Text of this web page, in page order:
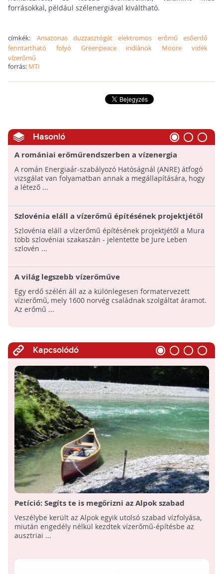
forrásokkal, például szélenergiával kiváltható.
címkék: Amazonas duzzasztógát elektromos erőmű
esőerdő
fenntartható
folyó Greenpeace indiánok Moore
vidék
vízerőmű
forrás: MTI
Hasonló
A romániai erőműrendszerben a vízenergia
hasznosítása a legnagyobb
A román Energiaár-szabályozó Hatóságnál (ANRE) átfogó
vizsgálat van folyamatban annak a megállapítására, hogy
a létező ...
Szlovénia eláll a vízerőmű építésének projektjétől
a Mura több szlovén szakaszán
Szlovénia eláll a vízerőmű építésének projektjétől a Mura
több szlovéniai szakaszán - jelentette be Jure Leben
szlovén ...
A világ legszebb vízerőműve
Egy erdő szélén áll az a különlegesen formatervezett
vízierőmű, mely 1600 norvég családnak szolgáltat áramot.
Az erőmű ...
Kapcsolódó
Petíció: Segíts te is megőrizni az Alpok szabad
vízfolyását!
Veszélybe került az Alpok egyik utolsó szabad vízfolyása,
miután engedély nélkül kezdtek vízerőmű-építésbe az
ausztriai ...